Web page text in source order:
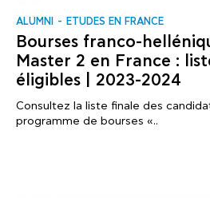
ALUMNI ΕTUDES EN FRANCE
Bourses franco-
Master 2 en France :
éligibles | 2023-2024
Consultez la liste finale des
programme de bourses «..